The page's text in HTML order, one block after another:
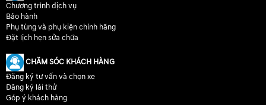
Chương trình dịch vụ
Bảo hành
Phụ tùng và phụ kiện chính hãng
Đặt lịch hẹn sửa chữa
CHĂM SÓC KHÁCH HÀNG
Đăng ký tư vấn và chọn xe
Đăng ký lái thử
Góp ý khách hàng